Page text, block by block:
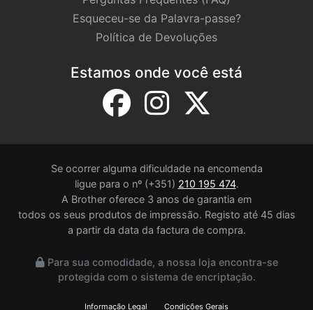
Esqueceu-se da Palavra-passe?
Política de Devoluções
Estamos onde você está
Se ocorrer alguma dificuldade na encomenda
ligue para o nº (+351) 210 195 474.
A Brother oferece 3 anos de garantia em
todos os seus produtos de impressão. Registo até 45 dias
a partir da data da factura de compra.
Para sua comodidade, a nossa loja encontra-se
protegida com o sistema de encriptação.
Informação Legal Condições Gerais